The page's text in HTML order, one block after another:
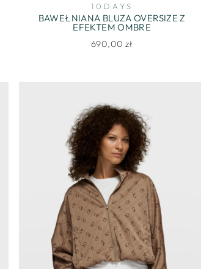
10DAYS
BAWEŁNIANA BLUZA OVERSIZE Z
EFEKTEM OMBRE
690,00 zł